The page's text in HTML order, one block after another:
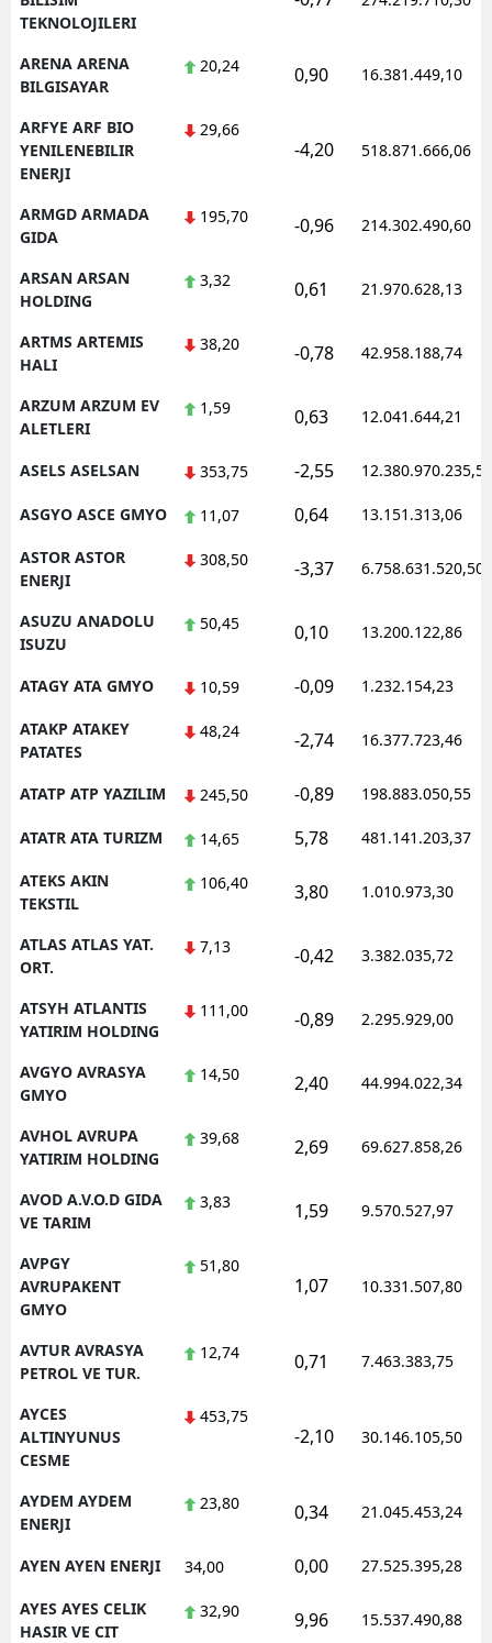
TEKNOLOJILERI
ARENA ARENA
BILGISAYAR
20,24 0,90 16.381.449,10
ARFYE ARF BIO
YENILENEBILIR
ENERJI
29,66
-4,20 518.871.666,06
ARMGD ARMADA
GIDA
195,70 -0,96 214.302.490,60
ARSAN ARSAN
HOLDING
3,32 0,61 21.970.628,13
ARTMS ARTEMIS
HALI
38,20 -0,78 42.958.188,74
ARZUM ARZUM EV
ALETLERI
1,59 0,63 12.041.644,21
ASELS ASELSAN 353,75 -2,55 12.380.970.235,50
ASGYO ASCE GMYO 11,07 0,64 13.151.313,06
ASTOR ASTOR
ENERJI
308,50 -3,37 6.758.631.520,50
ASUZU ANADOLU
ISUZU
50,45 0,10 13.200.122,86
ATAGY ATA GMYO 10,59 -0,09 1.232.154,23
ATAKP ATAKEY
PATATES
48,24 -2,74 16.377.723,46
ATATP ATP YAZILIM 245,50 -0,89 198.883.050,55
ATATR ATA TURIZM 14,65 5,78 481.141.203,37
ATEKS AKIN
TEKSTIL
106,40 3,80 1.010.973,30
ATLAS ATLAS YAT.
ORT.
7,13 -0,42 3.382.035,72
ATSYH ATLANTIS
YATIRIM HOLDING
111,00 -0,89 2.295.929,00
AVGYO AVRASYA
GMYO
14,50 2,40 44.994.022,34
AVHOL AVRUPA
YATIRIM HOLDING
39,68 2,69 69.627.858,26
AVOD A.V.O.D GIDA
VE TARIM
3,83 1,59 9.570.527,97
AVPGY
AVRUPAKENT
GMYO
51,80
1,07 10.331.507,80
AVTUR AVRASYA
PETROL VE TUR.
12,74 0,71 7.463.383,75
AYCES
ALTINYUNUS
CESME
453,75
-2,10 30.146.105,50
AYDEM AYDEM
ENERJI
23,80 0,34 21.045.453,24
AYEN AYEN ENERJI 34,00 0,00 27.525.395,28
AYES AYES CELIK
HASIR VE CIT
32,90 9,96 15.537.490,88